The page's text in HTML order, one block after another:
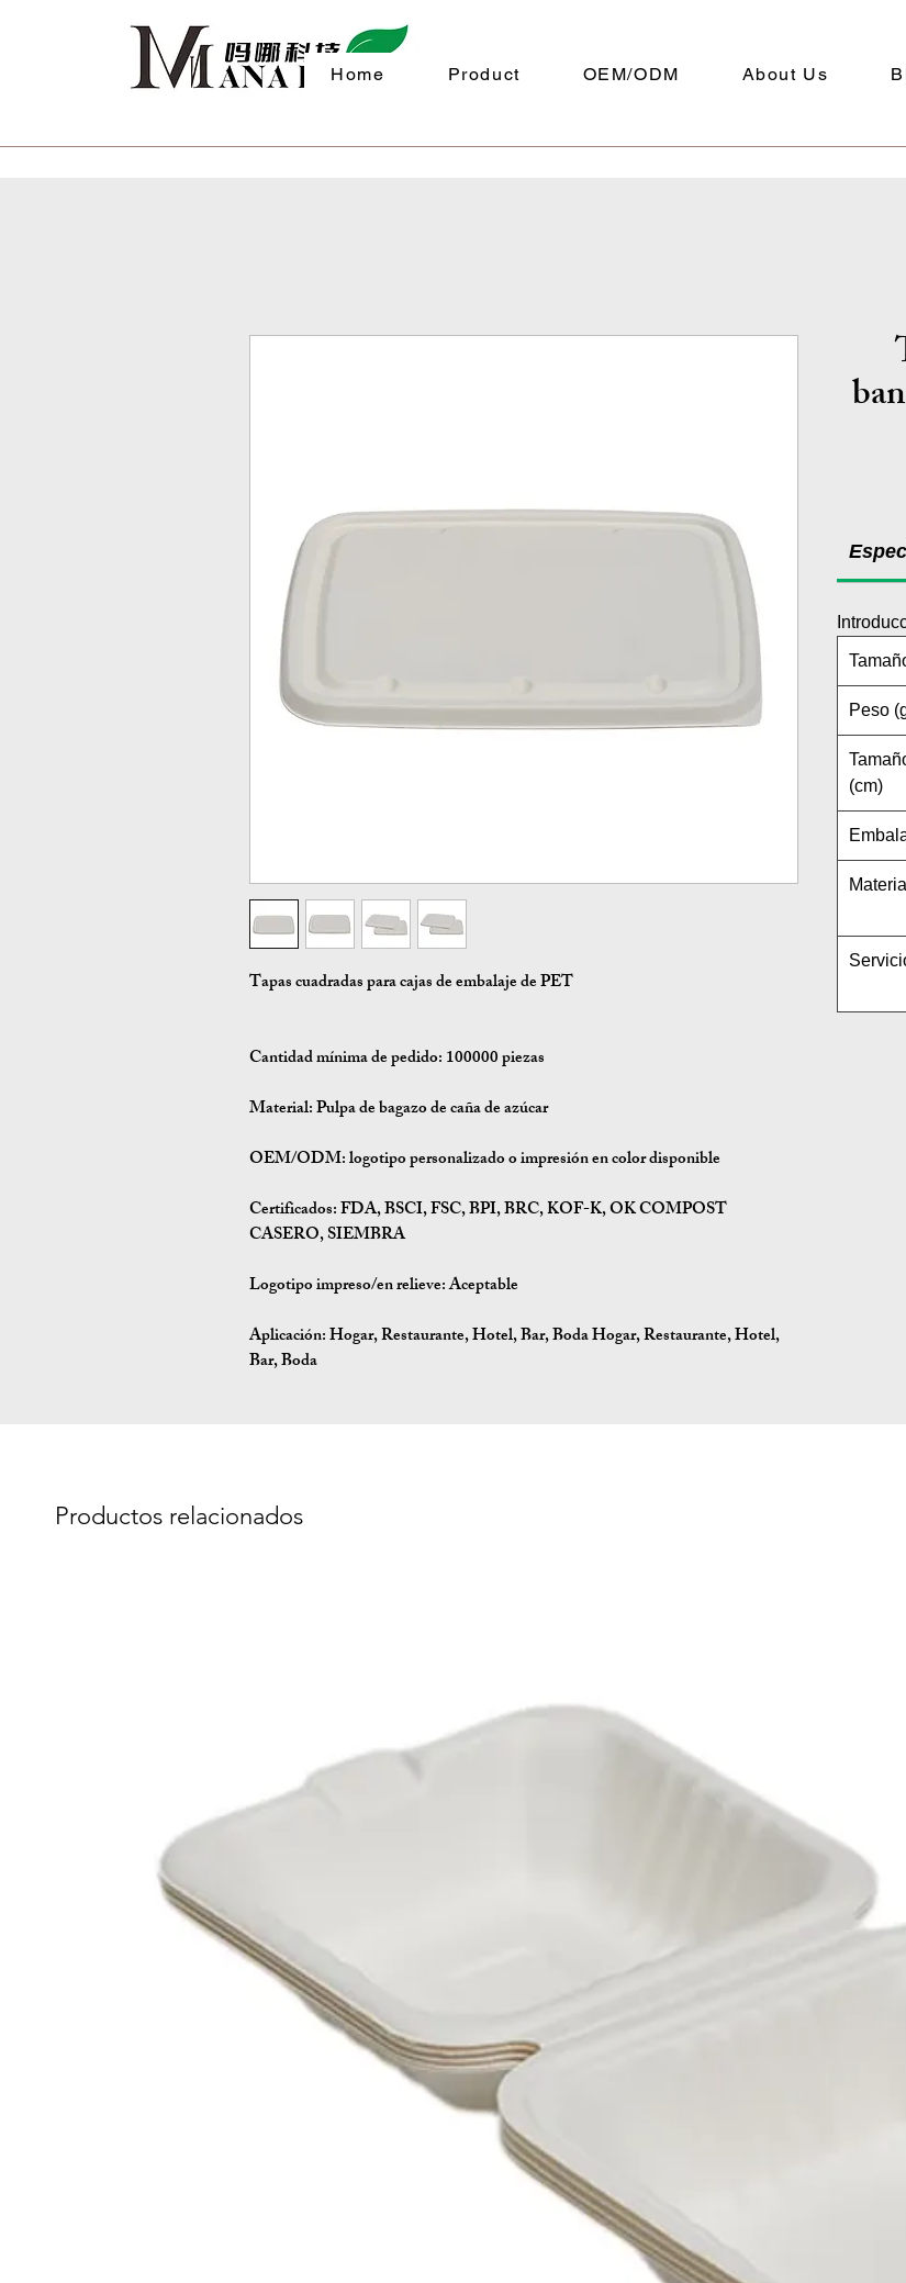
Home Product OEM/ODM About Us
Tapas cuadradas para cajas de embalaje de PET
Cantidad mínima de pedido:100000 piezas
Material:Pulpa de bagazo de caña de azúcar
OEM/ODM:logotipo personalizado o impresión en color disponible
Certificados:FDA, BSCI, FSC, BPI, BRC, KOF-K, OK COMPOST
CASERO, SIEMBRA
Logotipo impreso/en relieve: Aceptable
Aplicación:Hogar, Restaurante, Hotel, Bar, Boda Hogar, Restaurante, Hotel,
Bar, Boda
Peso
(cm)
Productos relacionados